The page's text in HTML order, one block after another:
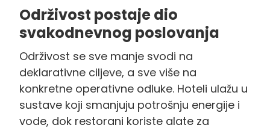
Održivost postaje dio
svakodnevnog poslovanja
Održivost se sve manje svodi na
deklarativne ciljeve, a sve više na
konkretne operativne odluke. Hoteli ulažu u
sustave koji smanjuju potrošnju energije i
vode, dok restorani koriste alate za